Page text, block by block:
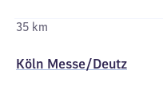
35 km
Köln Messe/​Deutz